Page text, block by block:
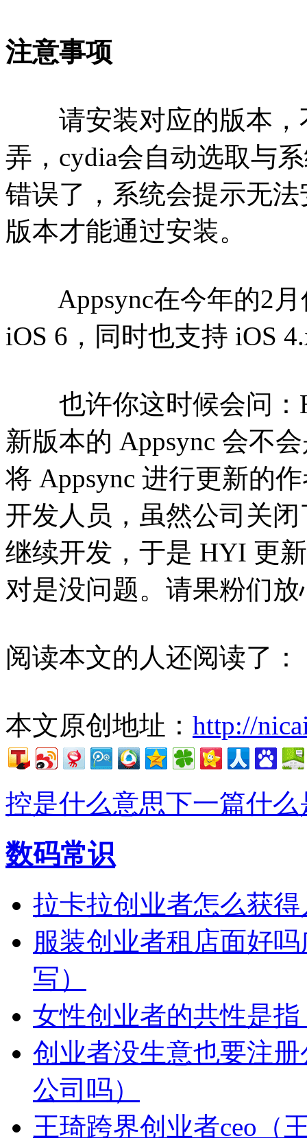
注意事项
请安装对应的版本，
弄，cydia会自动选取与
错误了，系统会提示无
版本才能通过安装。
Appsync在今年的2月
iOS 6，同时也支持 iOS
也许你这时候会问：
新版本的 Appsync 会不
将 Appsync 进行更新的
开发人员，虽然公司关
继续开发，于是 HYI 更
对是没问题。请果粉们
阅读本文的人还阅读了：
本文原创地址： http://
控是什么意思下一篇什
数码常识
拉卡拉创业者怎么获
服装创业者租店面好
写）
女性创业者的共性是
创业者没生意也要注
公司吗）
王琦跨界创业者ceo（